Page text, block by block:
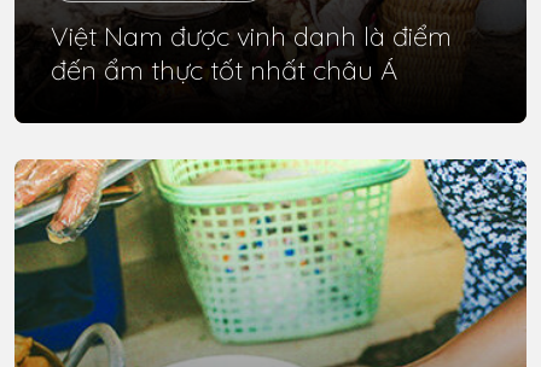
Việt Nam được vinh danh là điểm
đến ẩm thực tốt nhất châu Á